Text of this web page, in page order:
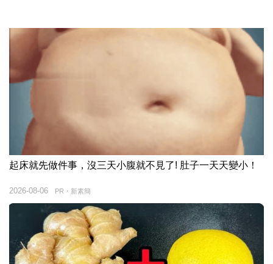
起床就先做件事，沒三天小腹就不見了! 肚子一天天變小！
PR・新素簡
2026-08-06